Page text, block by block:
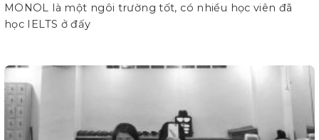
MONOL là một ngôi trường tốt, có nhiều học viên đã
học IELTS ở đấy